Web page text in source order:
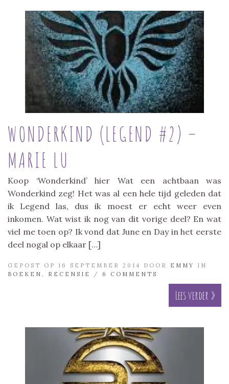
WONDERKIND (LEGEND #2) –
MARIE LU
Koop ‘Wonderkind’ hier Wat een achtbaan was
Wonderkind zeg! Het was al een hele tijd geleden dat
ik Legend las, dus ik moest er echt weer even
inkomen. Wat wist ik nog van dit vorige deel? En wat
viel me toen op? Ik vond dat June en Day in het eerste
deel nogal op elkaar […]
GEPOST OP 16 SEPTEMBER 2014 DOOR EMMY
IN
BOEKEN
RECENSIE / 6 COMMENTS
Lees verder »